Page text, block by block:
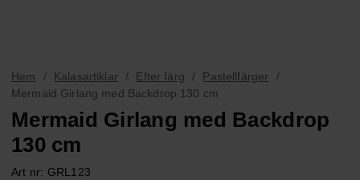
Hem Kalasartiklar Efter färg
Pastellfärger
Mermaid Girlang med Backdrop 130 cm
Mermaid Girlang med Backdrop
130 cm
Art nr: GRL123